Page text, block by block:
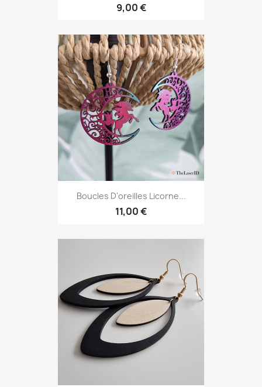
9,00 €
Boucles D'oreilles Licorne...
11,00 €